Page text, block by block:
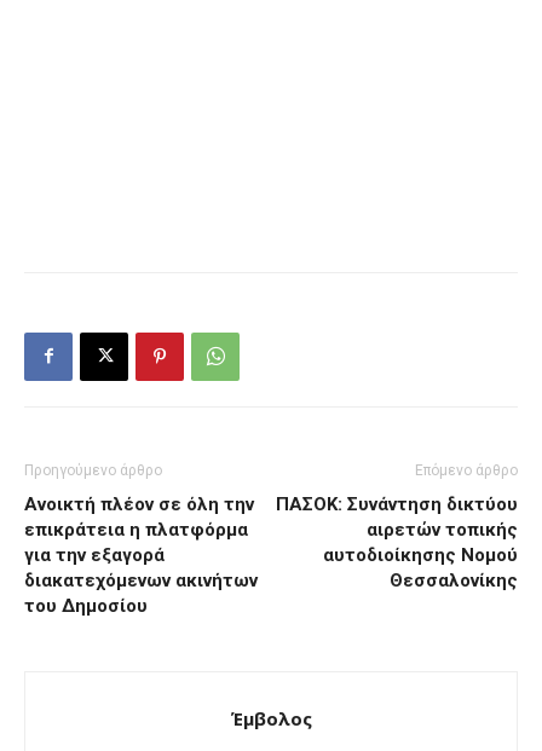
Προηγούμενο άρθρο
Ανοικτή πλέον σε όλη την
επικράτεια η πλατφόρμα
για την εξαγορά
διακατεχόμενων ακινήτων
του Δημοσίου
Επόμενο άρθρο
ΠΑΣΟΚ: Συνάντηση δικτύου
αιρετών τοπικής
αυτοδιοίκησης Νομού
Θεσσαλονίκης
Έμβολος